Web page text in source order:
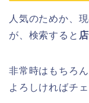
人気のためか、
が、検索すると
非常時はもちろ
よろしければチ